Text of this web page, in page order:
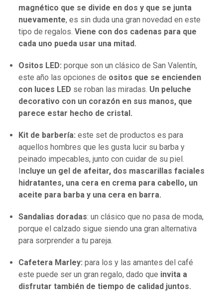
magnético que se divide en dos y que se junta
nuevamente, es sin duda una gran novedad en este
tipo de regalos. Viene con dos cadenas para que
cada uno pueda usar una mitad.
Ositos LED: porque son un clásico de San Valentín,
este año las opciones de ositos que se encienden
con luces LED se roban las miradas. Un peluche
decorativo con un corazón en sus manos, que
parece estar hecho de cristal.
Kit de barbería: este set de productos es para
aquellos hombres que les gusta lucir su barba y
peinado impecables, junto con cuidar de su piel.
ncluye un gel de afeitar, dos mascarillas faciales
hidratantes, una cera en crema para cabello, un
aceite para barba y una cera en barra.
Sandalias doradas: un clásico que no pasa de moda,
porque el calzado sigue siendo una gran alternativa
para sorprender a tu pareja.
Cafetera Marley: para los y las amantes del café
este puede ser un gran regalo, dado que invita a
disfrutar también de tiempo de calidad juntos.